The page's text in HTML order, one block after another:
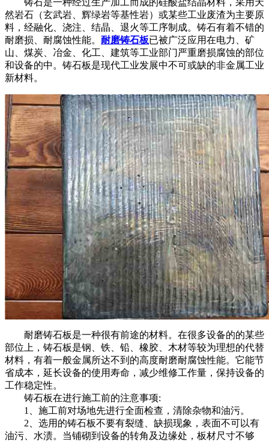
铸石是一种经过生产加工而成的硅酸盐结晶材料，采用天
然岩石（玄武岩、辉绿岩等基性岩）或某些工业废渣为主要原
料，经融化、浇注、结晶、退火等工序制成。铸石有着不错的
耐磨损、耐腐蚀性能。 耐磨铸石板已被广泛应用在电力、矿
山、煤炭、冶金、化工、建筑等工业部门严重磨损腐蚀的部位
和设备的中。铸石板是现代工业发展中不可或缺的非金属工业
新材料。
耐磨铸石板是一种很有前途的材料。在很多设备的的某些
部位上，铸石板是钢、铁、铅、橡胶、木材等较为理想的代替
材料，有着一般金属所达不到的高度耐磨耐腐蚀性能。它能节
省成本，延长设备的使用寿命，减少维修工作量，保持设备的
工作稳定性。
铸石板在进行施工前的注意事项:
1、施工前对场地先进行全面检查，清除杂物和油污。
2、选用的铸石板不要有裂缝、缺损现象，表面不可以有
油污、水渍。当铺砌到设备的转角及边缘处，板材尺寸不够